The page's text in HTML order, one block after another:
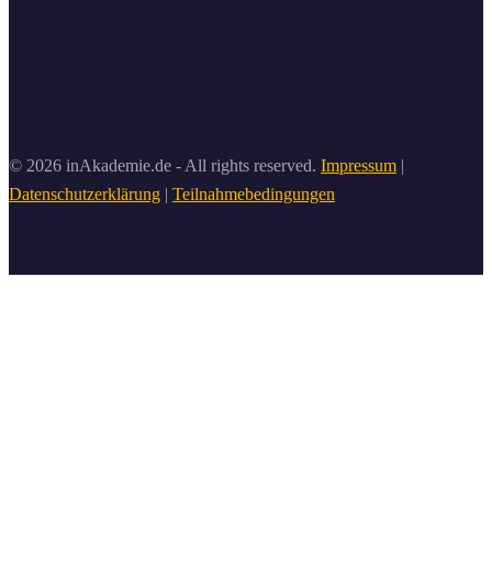
© 2026 inAkademie.de - All rights reserved. Impressum |
Datenschutzerklärung | Teilnahmebedingungen